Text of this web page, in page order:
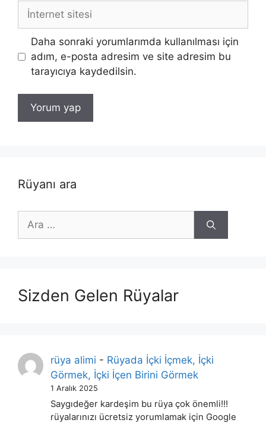
İnternet
sitesi
Daha sonraki yorumlarımda kullanılması için
adım, e-posta adresim ve site adresim bu
tarayıcıya kaydedilsin.
Rüyanı ara
için
Sizden Gelen Rüyalar
rüya alimi - Rüyada İçki İçmek, İçki
Görmek, İçki İçen Birini Görmek
1 Aralık 2025
Saygıdeğer kardeşim bu rüya çok önemli!!!
rüyalarınızı ücretsiz yorumlamak için Google